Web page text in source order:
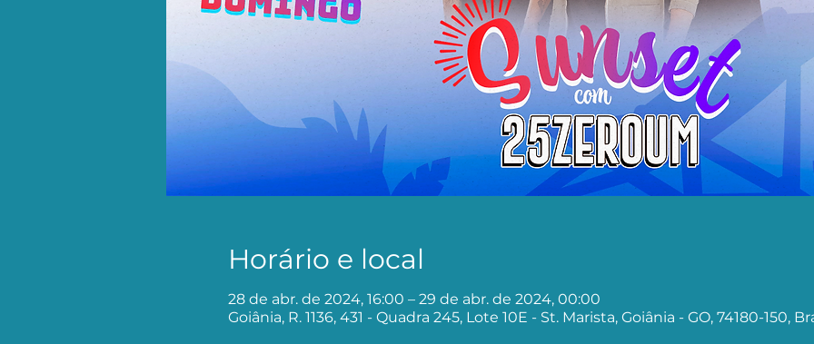
Horário e local
28 de abr. de 2024, 16:00 – 29 de abr. de 2024, 00:00
Goiânia, R. 1136, 431 - Quadra 245, Lote 10E - St. Marista, Goiânia - GO, 74180-150,